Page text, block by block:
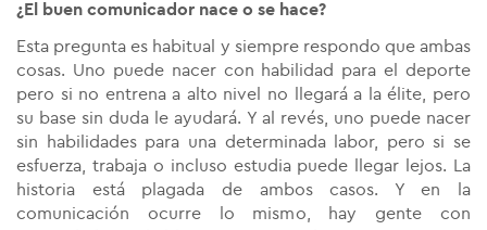
¿El buen comunicador nace o se hace?
Esta pregunta es habitual y siempre respondo que ambas
cosas. Uno puede nacer con habilidad para el deporte
pero si no entrena a alto nivel no llegará a la élite, pero
su base sin duda le ayudará. Y al revés, uno puede nacer
sin habilidades para una determinada labor, pero si se
esfuerza, trabaja o incluso estudia puede llegar lejos. La
historia está plagada de ambos casos. Y en la
comunicación ocurre lo mismo,
hay gente con